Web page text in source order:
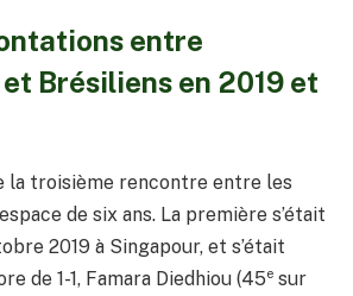
entre
Brésiliens en 2019 et
la troisième rencontre entre les
de six ans. La première s’était
2019 à Singapour, et s’était
de 1-1, Famara Diedhiou (45e sur